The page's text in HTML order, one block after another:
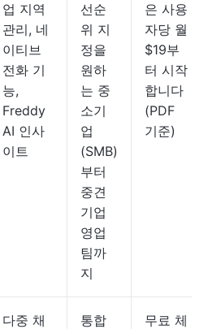
업 지역
관리, 네
이티브
전화 기
능,
Freddy
AI 인사
이트
선순
위 지
정을
원하
는 중
소기
업
(SMB)
부터
중견
기업
영업
팀까
지
은 사용
자당 월
$19부
터 시작
합니다
(PDF
기준)
다중 채
통합
무료 체